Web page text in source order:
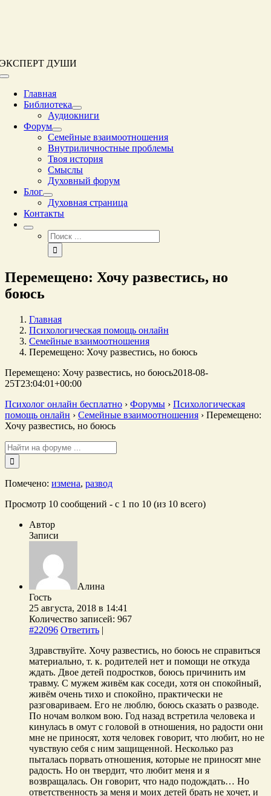
ЭКСПЕРТ ДУШИ
Переключение
навигацииГлавная
Библиотека
Аудиокниги
Форум
Семейные взаимоотношения
Внутриличностные проблемы
Твоя история
Смыслы
Духовный форум
Блог
Духовная страница
Контакты
Результат
поиска:
Перемещено: Хочу развестись, но
боюсь
Главная
Психологическая помощь онлайн
Семейные взаимоотношения
Перемещено: Хочу развестись, но боюсь
Перемещено: Хочу развестись, но боюсь2018-08-
25T23:04:01+00:00
Психолог онлайн бесплатно › Форумы › Психологическая
помощь онлайн › Семейные взаимоотношения › Перемещено:
Хочу развестись, но боюсь
Поиск:
Помечено: измена, развод
Просмотр 10 сообщений - с 1 по 10 (из 10 всего)
Автор
Записи
Алина
Гость
25 августа, 2018 в 14:41
Количество записей: 967
#22096 Ответить |
Здравствуйте. Хочу развестись, но боюсь не справиться
материально, т. к. родителей нет и помощи не откуда
ждать. Двое детей подростков, боюсь причинить им
травму. С мужем живём как соседи, хотя он спокойный,
живём очень тихо и спокойно, практически не
разговариваем. Его не люблю, боюсь сказать о разводе.
По ночам волком вою. Год назад встретила человека и
кинулась в омут с головой в отношения, но радости они
мне не приносят, хотя человек говорит, что любит, но не
чувствую себя с ним защищенной. Несколько раз
пыталась порвать отношения, которые не приносят мне
радость. Но он твердит, что любит меня и я
возвращалась. Он говорит, что надо подождать… Но
ответственность за меня и моих детей брать не хочет, и